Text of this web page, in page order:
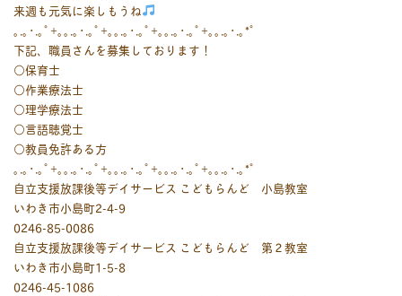
来週も元気に楽しもうね
｡.｡･.｡ﾟ+｡｡.｡･.｡ﾟ+｡｡.｡･.｡ﾟ+｡｡.｡･.｡ﾟ+｡｡.｡･.｡*ﾟ
下記、職員さんを募集しております！
○保育士
○作業療法士
○理学療法士
○言語聴覚士
○教員免許ある方
｡.｡･.｡ﾟ+｡｡.｡･.｡ﾟ+｡｡.｡･.｡ﾟ+｡｡.｡･.｡ﾟ+｡｡.｡･.｡*ﾟ
自立支援放課後等デイサービス こどもらんど 小島教室
いわき市小島町2-4-9
0246-85-0086
自立支援放課後等デイサービス こどもらんど 第２教室
いわき市小島町1-5-8
0246-45-1086